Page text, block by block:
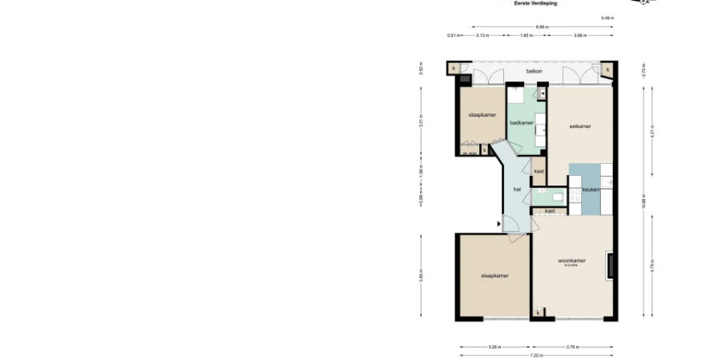
The entire house is well maintained and has oak parquet flooring.
There is a private storage room in the basement and a bicycle storage room that is
directly accessible from the street, but also via an internal staircase to the stairwell.
The apartment is located in the popular Scheldebuurt neighborhood (part of the
Rivierenbuurt). This part of the Rivierenbuurt is known for its friendly atmosphere,
beautiful 1930s architecture, and quiet, green streets. There is a wide range of specialty
shops and supermarkets (Ekoplaza, Albert Heijn) for your daily shopping needs in the
immediate vicinity. There are also many sunny terraces in the neighborhood, such as
Tap Zuid, Vis aan de Schelde, and d'Overkant. For a vibrant nightlife, you are only a few
minutes by bike from the Oude Pijp. For greenery, head to the Beatrixpark or the
accessible by public transport (tram, metro, and bus), and by car, you can reach the A10